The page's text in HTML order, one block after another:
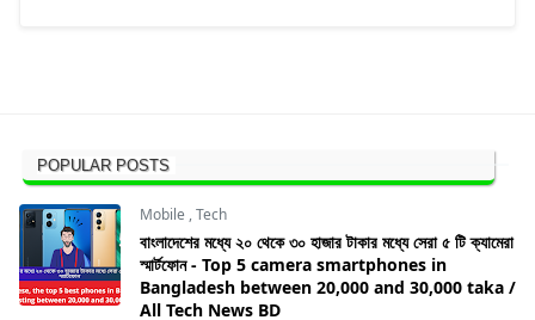
POPULAR POSTS
Mobile ,Tech
বাংলাদেশের মধ্যে ২০ থেকে ৩০ হাজার টাকার মধ্যে সেরা ৫ টি ক্যামেরা
স্মার্টফোন - Top 5 camera smartphones in
Bangladesh between 20,000 and 30,000 taka /
All Tech News BD